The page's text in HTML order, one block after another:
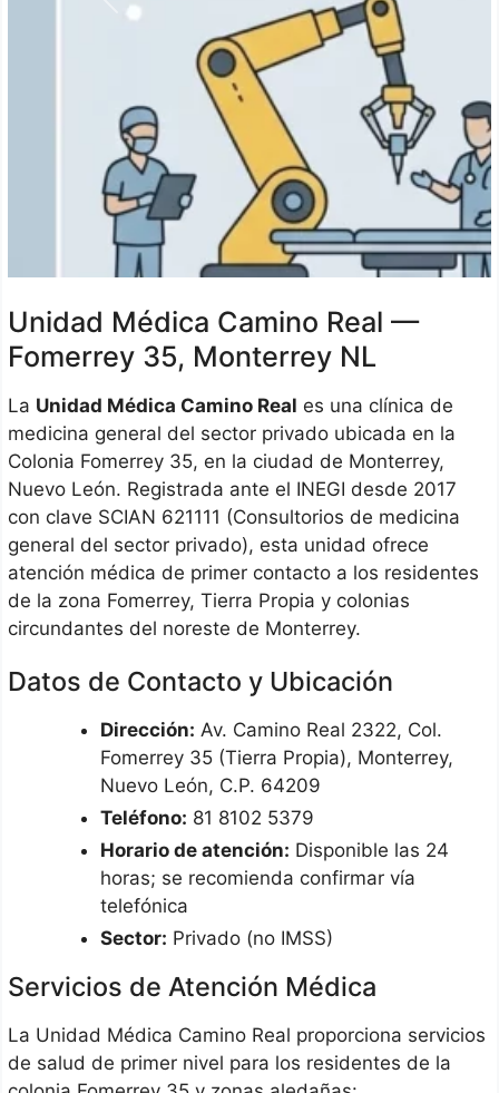
Anterior
Unidad Médica Camino Real —
Fomerrey 35, Monterrey NL
La Unidad Médica Camino Real es una clínica de
medicina general del sector privado ubicada en la
Colonia Fomerrey 35, en la ciudad de Monterrey,
Nuevo León. Registrada ante el INEGI desde 2017
con clave SCIAN 621111 (Consultorios de medicina
general del sector privado), esta unidad ofrece
atención médica de primer contacto a los residentes
de la zona Fomerrey, Tierra Propia y colonias
circundantes del noreste de Monterrey.
Datos de Contacto y Ubicación
Dirección: Av. Camino Real 2322, Col.
Fomerrey 35 (Tierra Propia), Monterrey,
Nuevo León, C.P. 64209
Teléfono: 81 8102 5379
Horario de atención: Disponible las 24
horas; se recomienda confirmar vía
telefónica
Sector: Privado (no IMSS)
Servicios de Atención Médica
La Unidad Médica Camino Real proporciona servicios
de salud de primer nivel para los residentes de la